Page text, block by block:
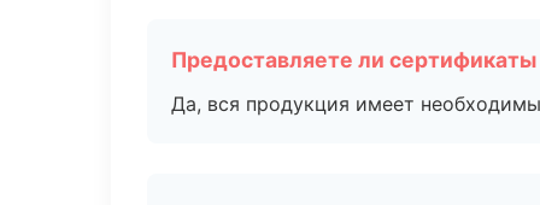
Предоставляете ли
Да, вся продукция имеет